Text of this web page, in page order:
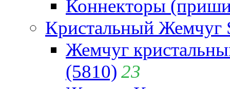
Коннекторы
Кристальный Жемчуг
Жемчуг
(5810) 23